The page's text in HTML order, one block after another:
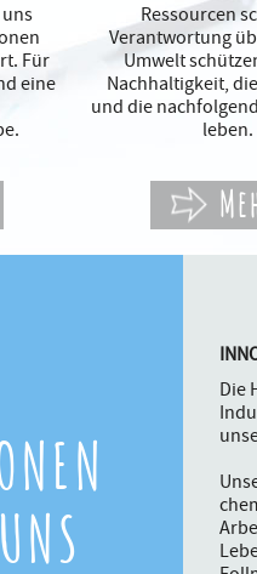
Für
eine
Ressourcen
Verantwortung
Umwelt
Nachhaltigkeit,
und die
leben.
Die